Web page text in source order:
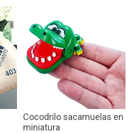
Cocodrilo sacamuelas en
miniatura